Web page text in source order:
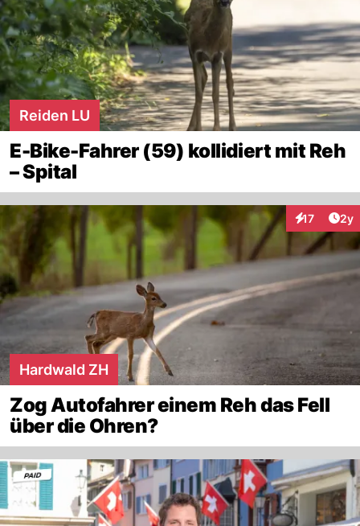
Reiden LU
E-Bike-Fahrer (59) kollidiert mit Reh
– Spital
17 2y
Hardwald ZH
Zog Autofahrer einem Reh das Fell
über die Ohren?